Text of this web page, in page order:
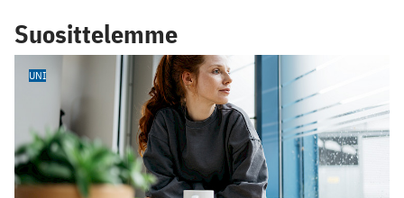
Suosittelemme
UNI